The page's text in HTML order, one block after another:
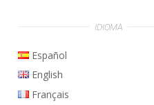
IDIOMA
Español
English
Français